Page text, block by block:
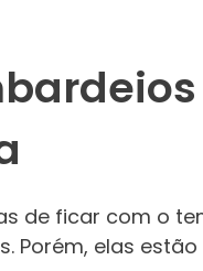
de ficar com o
Porém, elas